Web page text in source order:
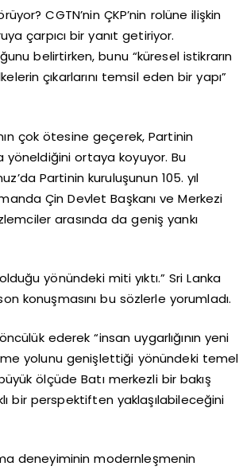
CGTN’nin ÇKP’nin rolüne ilişkin
çarpıcı bir yanıt getiriyor.
belirtirken, bunu “küresel istikrarın
çıkarlarını temsil eden bir yapı”
çok ötesine geçerek, Partinin
yöneldiğini ortaya koyuyor. Bu
Partinin kuruluşunun 105. yıl
Çin Devlet Başkanı ve Merkezi
arasında da geniş yankı
yönündeki miti yıktı.” Sri Lanka
konuşmasını bu sözlerle yorumladı.
ederek “insan uygarlığının yeni
yolunu genişlettiği yönündeki temel
ölçüde Batı merkezli bir bakış
bir perspektiften yaklaşılabileceğini
deneyiminin modernleşmenin